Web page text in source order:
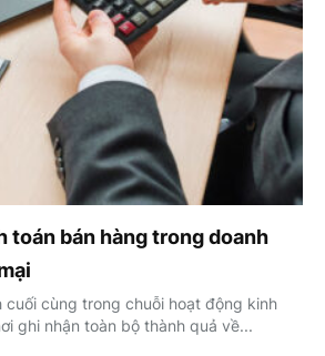
toán bán hàng trong doanh
cuối cùng trong chuỗi hoạt động kinh
ghi nhận toàn bộ thành quả về...